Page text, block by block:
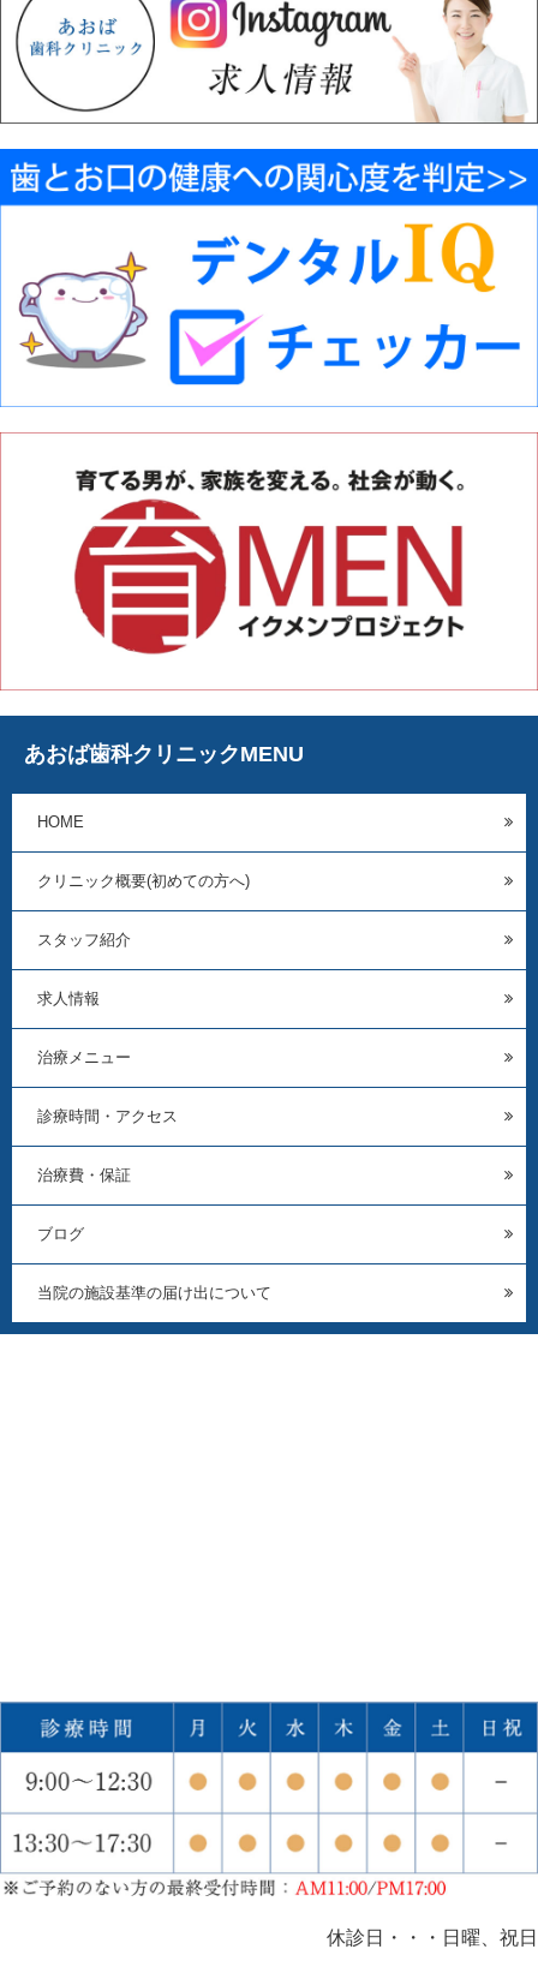
あおば歯科クリニックMENU
HOME
クリニック概要(初めての方へ)
スタッフ紹介
求人情報
治療メニュー
診療時間・アクセス
治療費・保証
ブログ
当院の施設基準の届け出について
休診日・・・日曜、祝日